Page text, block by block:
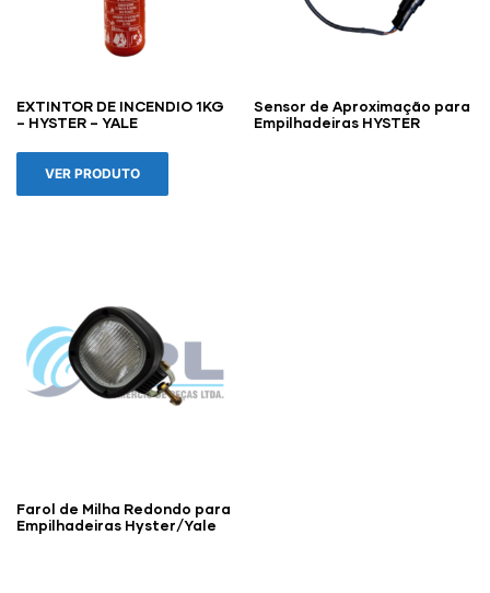
EXTINTOR DE INCENDIO 1KG
– HYSTER – YALE
VER PRODUTO
Sensor de Aproximação para
Empilhadeiras HYSTER
Farol de Milha Redondo para
Empilhadeiras Hyster/Yale